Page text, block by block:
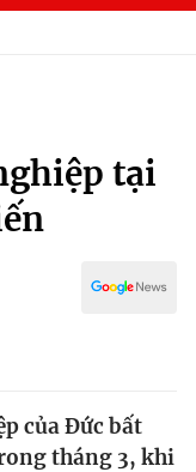
tại
của Đức bất
tháng 3, khi